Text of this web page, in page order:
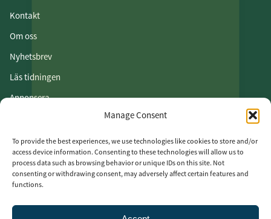
Manage Consent
To provide the best experiences, we use technologies like cookies to store and/or
access device information. Consenting to these technologies will allow us to
process data such as browsing behavior or unique IDs on this site. Not
consenting or withdrawing consent, may adversely affect certain features and
functions.
Kontakt
Om oss
Nyhetsbrev
Läs tidningen
Annonsera
Vår integritetspolicy
Följ oss
LinkedIn
Facebook